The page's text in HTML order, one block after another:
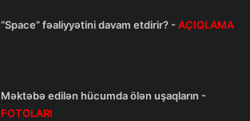
“Space” fəaliyyətini davam etdirir? -AÇIQLAMA
Məktəbə edilən hücumda ölən uşaqların -
FOTOLARI